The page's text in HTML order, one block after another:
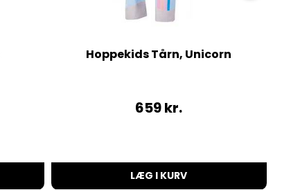
Hoppekids Tårn, Unicorn
659kr.
LÆG I KURV